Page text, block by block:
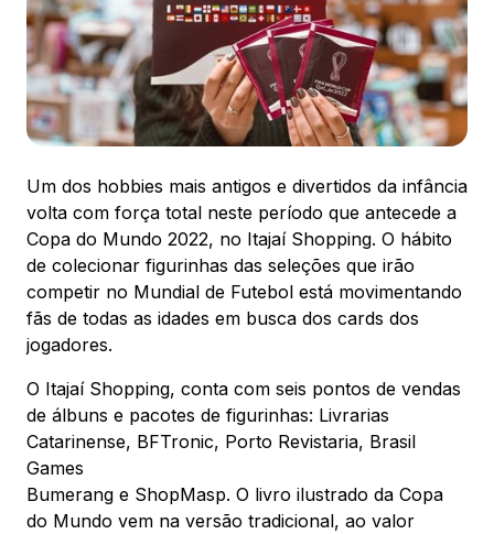
Ver local
Chamar Uber
CONTATO
(47) 3348-4609
Comodidades
Vitrine virtual
Um dos hobbies mais antigos e divertidos da infância
volta com força total neste período que antecede a
Copa do Mundo 2022, no Itajaí Shopping. O hábito
de colecionar figurinhas das seleções que irão
competir no Mundial de Futebol está movimentando
fãs de todas as idades em busca dos cards dos
jogadores.
O Itajaí Shopping, conta com seis pontos de vendas
de álbuns e pacotes de figurinhas: Livrarias
Catarinense, BFTronic, Porto Revistaria, Brasil
Games
Bumerang e ShopMasp. O livro ilustrado da Copa
do Mundo vem na versão tradicional, ao valor